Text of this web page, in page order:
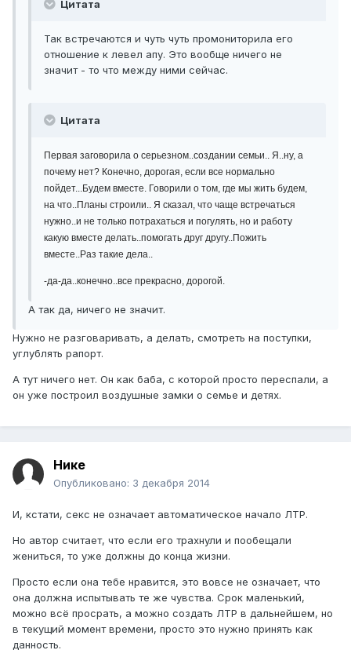
Цитата
Так встречаются и чуть чуть промониторила его
отношение к левел апу. Это вообще ничего не
значит - то что между ними сейчас.
Цитата
Первая заговорила о серьезном..создании семьи.. Я..ну, а
почему нет? Конечно, дорогая, если все нормально
пойдет...Будем вместе. Говорили о том, где мы жить будем,
на что..Планы строили.. Я сказал, что чаще встречаться
нужно..и не только потрахаться и погулять, но и работу
какую вместе делать..помогать друг другу..Пожить
вместе..Раз такие дела..
-да-да..конечно..все прекрасно, дорогой.
А так да, ничего не значит.
Нужно не разговаривать, а делать, смотреть на поступки,
углублять рапорт.
А тут ничего нет. Он как баба, с которой просто переспали, а
он уже построил воздушные замки о семье и детях.
Нике
Опубликовано: 3 декабря 2014
И, кстати, секс не означает автоматическое начало ЛТР.
Но автор считает, что если его трахнули и пообещали
жениться, то уже должны до конца жизни.
Просто если она тебе нравится, это вовсе не означает, что
она должна испытывать те же чувства. Срок маленький,
можно всё просрать, а можно создать ЛТР в дальнейшем, но
в текущий момент времени, просто это нужно принять как
данность.